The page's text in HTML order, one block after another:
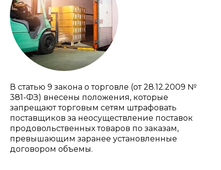
В статью 9 закона о торговле (от 28.12.2009 №
381-ФЗ) внесены положения, которые
запрещают торговым сетям штрафовать
поставщиков за неосуществление поставок
продовольственных товаров по заказам,
превышающим заранее установленные
договором объемы.